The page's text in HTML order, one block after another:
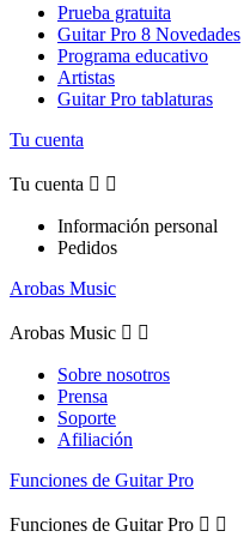
Prueba gratuita
Guitar Pro 8 Novedades
Programa educativo
Artistas
Guitar Pro tablaturas
Tu cuenta
Tu cuenta  
Información personal
Pedidos
Arobas Music
Arobas Music  
Sobre nosotros
Prensa
Soporte
Afiliación
Funciones de Guitar Pro
Funciones de Guitar Pro  